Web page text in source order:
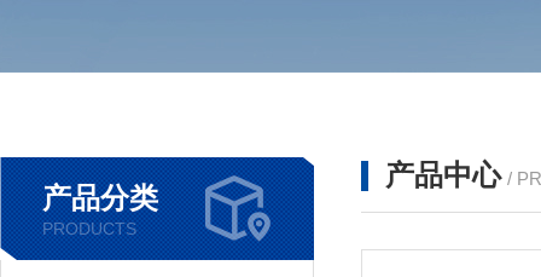
产品分类
PRODUCTS
产品中心 /